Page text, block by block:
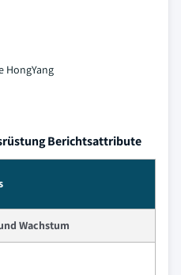
HongYang
Berichtsattribute
Wachstum